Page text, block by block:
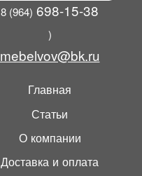
8 (964) 698-15-38
)
mebelvov@bk.ru
Главная
Статьи
О компании
Доставка и оплата